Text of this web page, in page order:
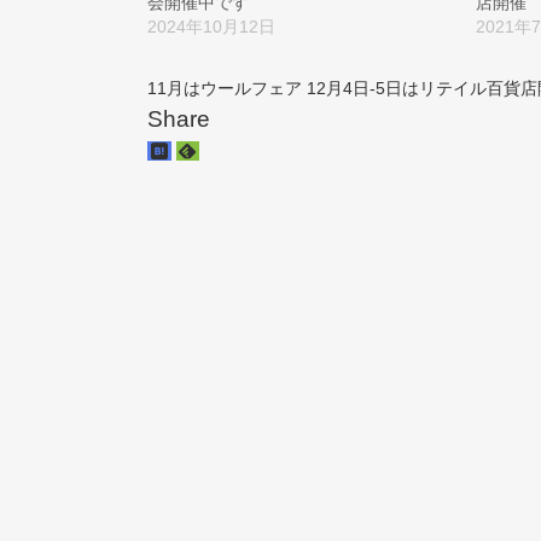
2024年10月12日
2021年
11月はウールフェア 12月4日-5日はリテイル百貨店
Share